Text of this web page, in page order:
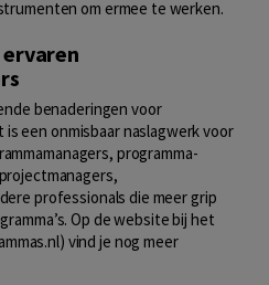
om ermee te werken.
benaderingen voor
een onmisbaar naslagwerk voor
programma-
professionals die meer grip
Op de website bij het
vind je nog meer